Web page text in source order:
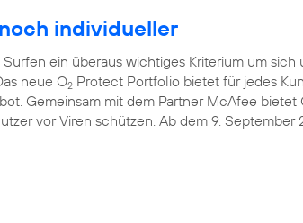
individueller
ein überaus wichtiges Kriterium um
neue O2 Protect Portfolio bietet für jedes
Gemeinsam mit dem Partner McAfee bietet
vor Viren schützen. Ab dem 9. September